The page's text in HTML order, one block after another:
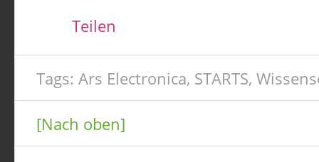
Teilen
Tags: Ars Electronica, STARTS,
[Nach oben]